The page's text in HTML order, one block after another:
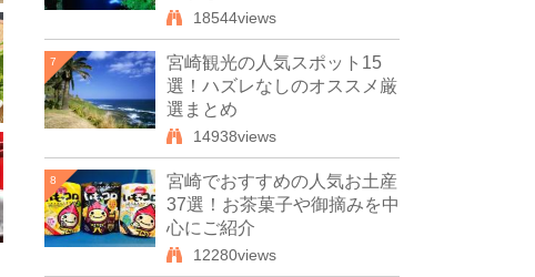
18544views
7
宮崎観光の人気スポット15
選！ハズレなしのオススメ厳
選まとめ
14938views
8
宮崎でおすすめの人気お土産
37選！お茶菓子や御摘みを中
心にご紹介
12280views